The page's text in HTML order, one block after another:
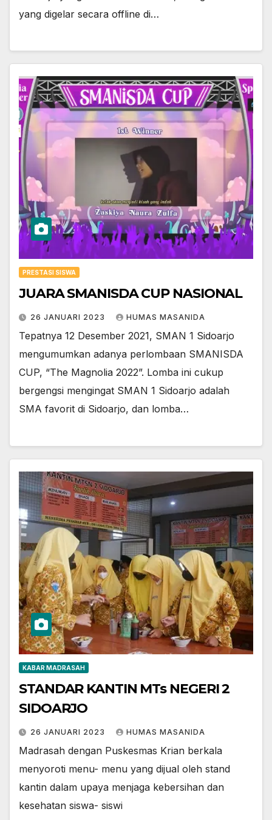
yang digelar secara offline di…
PRESTASI SISWA
JUARA SMANISDA CUP NASIONAL
26 JANUARI 2023 HUMAS MASANIDA
Tepatnya 12 Desember 2021, SMAN 1 Sidoarjo
mengumumkan adanya perlombaan SMANISDA
CUP, “The Magnolia 2022”. Lomba ini cukup
bergengsi mengingat SMAN 1 Sidoarjo adalah
SMA favorit di Sidoarjo, dan lomba…
KABAR MADRASAH
STANDAR KANTIN MTs NEGERI 2
SIDOARJO
26 JANUARI 2023 HUMAS MASANIDA
Madrasah dengan Puskesmas Krian berkala
menyoroti menu- menu yang dijual oleh stand
kantin dalam upaya menjaga kebersihan dan
kesehatan siswa- siswi